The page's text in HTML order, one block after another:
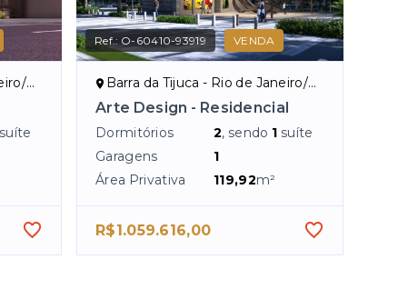
RJ
suíte
Ref.: O-60410-93919 VENDA
Barra da Tijuca - Rio de Janeiro/RJ
Arte Design - Residencial
Dormitórios 2, sendo 1 suíte
Garagens
1
Área Privativa
119,92m²
R$1.059.616,00